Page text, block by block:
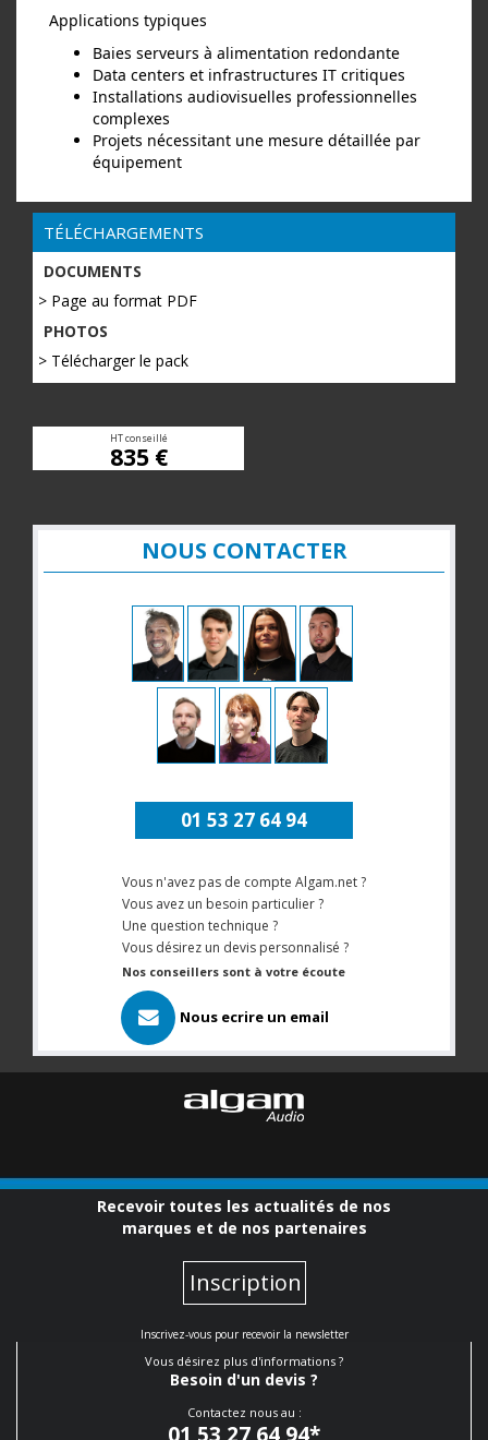
Applications typiques
Baies serveurs à alimentation redondante
Data centers et infrastructures IT critiques
Installations audiovisuelles professionnelles
complexes
Projets nécessitant une mesure détaillée par
équipement
TÉLÉCHARGEMENTS
DOCUMENTS
> Page au format PDF
PHOTOS
> Télécharger le pack
HT conseillé
835 €
NOUS CONTACTER
01 53 27 64 94
Vous n'avez pas de compte Algam.net ?
Vous avez un besoin particulier ?
Une question technique ?
Vous désirez un devis personnalisé ?
Nos conseillers sont à votre écoute
Nous ecrire un email
Recevoir toutes les actualités de nos
marques et de nos partenaires
Inscription
Inscrivez-vous pour recevoir la newsletter
Vous désirez plus d'informations ?
Besoin d'un devis ?
Contactez nous au :